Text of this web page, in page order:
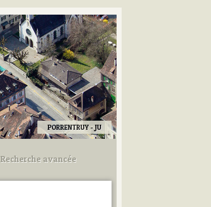
PORRENTRUY - JU
Recherche avancée
Utilisez les champs ci-dessous